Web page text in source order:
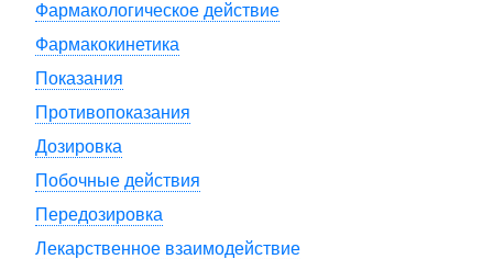
Фармакологическое действие
Фармакокинетика
Показания
Противопоказания
Дозировка
Побочные действия
Передозировка
Лекарственное взаимодействие